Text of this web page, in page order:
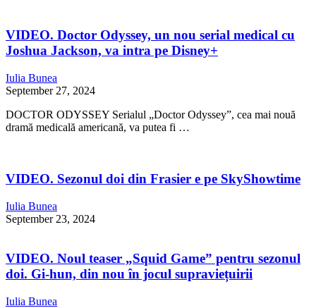
VIDEO. Doctor Odyssey, un nou serial medical cu
Joshua Jackson, va intra pe Disney+
Iulia Bunea
September 27, 2024
DOCTOR ODYSSEY Serialul „Doctor Odyssey”, cea mai nouă
dramă medicală americană, va putea fi …
VIDEO. Sezonul doi din Frasier e pe SkyShowtime
Iulia Bunea
September 23, 2024
VIDEO. Noul teaser „Squid Game” pentru sezonul
doi. Gi-hun, din nou în jocul supraviețuirii
Iulia Bunea